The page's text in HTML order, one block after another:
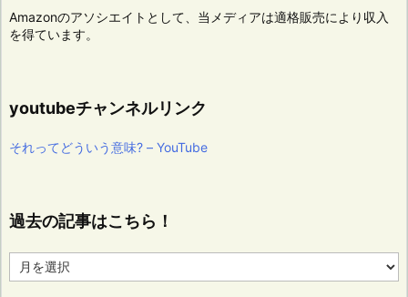
Amazonのアソシエイトとして、当メディアは適格販売により収入
を得ています。
youtubeチャンネルリンク
それってどういう意味? – YouTube
過去の記事はこちら！
去